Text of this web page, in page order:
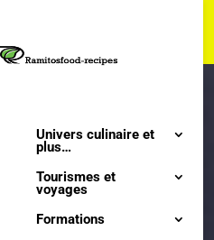
Univers culinaire et
plus…
Tourismes et
voyages
Formations